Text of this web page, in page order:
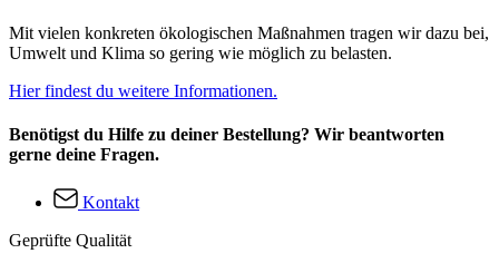
Mit vielen konkreten ökologischen Maßnahmen tragen wir dazu bei,
Umwelt und Klima so gering wie möglich zu belasten.
Hier findest du weitere Informationen.
Benötigst du Hilfe zu deiner Bestellung? Wir beantworten
gerne deine Fragen.
Kontakt
Geprüfte Qualität